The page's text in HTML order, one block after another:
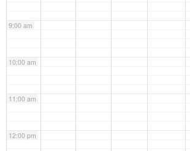
9:00 am
10:00 am
11:00 am
12:00 pm